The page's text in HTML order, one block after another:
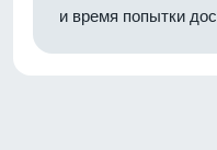
и время попытки